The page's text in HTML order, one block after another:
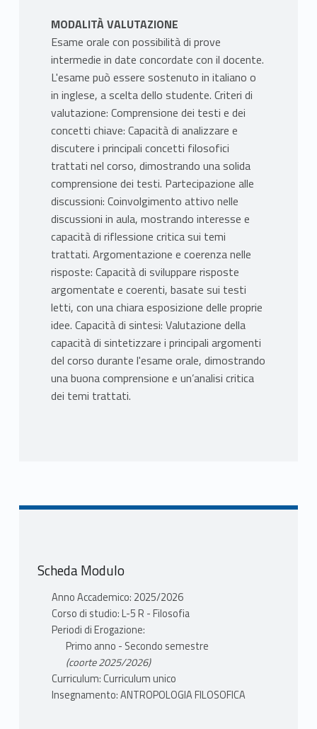
MODALITÀ VALUTAZIONE
Esame orale con possibilità di prove
intermedie in date concordate con il docente.
L'esame può essere sostenuto in italiano o
in inglese, a scelta dello studente. Criteri di
valutazione: Comprensione dei testi e dei
concetti chiave: Capacità di analizzare e
discutere i principali concetti filosofici
trattati nel corso, dimostrando una solida
comprensione dei testi. Partecipazione alle
discussioni: Coinvolgimento attivo nelle
discussioni in aula, mostrando interesse e
capacità di riflessione critica sui temi
trattati. Argomentazione e coerenza nelle
risposte: Capacità di sviluppare risposte
argomentate e coerenti, basate sui testi
letti, con una chiara esposizione delle proprie
idee. Capacità di sintesi: Valutazione della
capacità di sintetizzare i principali argomenti
del corso durante l'esame orale, dimostrando
una buona comprensione e un’analisi critica
dei temi trattati.
Scheda Modulo
Anno Accademico: 2025/2026
Corso di studio: L-5 R - Filosofia
Periodi di Erogazione:
Primo anno - Secondo semestre
(coorte 2025/2026)
Curriculum: Curriculum unico
Insegnamento: ANTROPOLOGIA FILOSOFICA